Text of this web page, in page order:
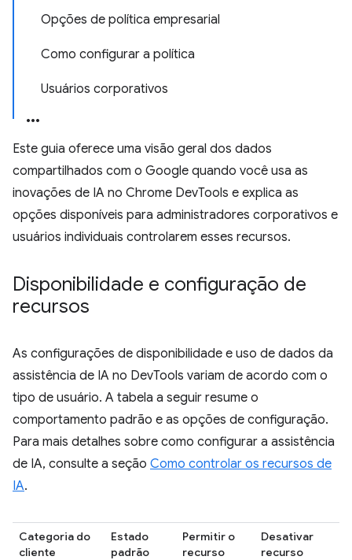
Opções de política empresarial
Como configurar a política
Usuários corporativos
Este guia oferece uma visão geral dos dados
compartilhados com o Google quando você usa as
inovações de IA no Chrome DevTools e explica as
opções disponíveis para administradores corporativos e
usuários individuais controlarem esses recursos.
Disponibilidade e configuração de
recursos
As configurações de disponibilidade e uso de dados da
assistência de IA no DevTools variam de acordo com o
tipo de usuário. A tabela a seguir resume o
comportamento padrão e as opções de configuração.
Para mais detalhes sobre como configurar a assistência
de IA, consulte a seção Como controlar os recursos de
IA.
Categoria do
cliente
Estado
padrão
Permitir o
recurso
Desativar
recurso